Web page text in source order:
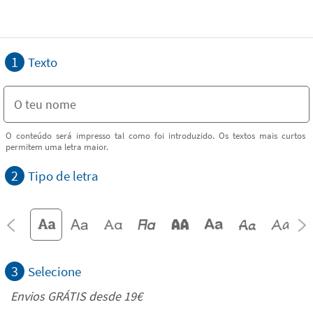
1 Texto
O conteúdo será impresso tal como foi introduzido. Os textos mais curtos
permitem uma letra maior.
2 Tipo de letra
3 Selecione
Envios GRÁTIS desde 19€